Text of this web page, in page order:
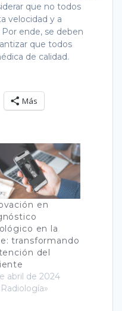
que no todos
velocidad y a
ende, se deben
que todos
de calidad.
Más
en
en la
transformando
del
abril de 2024